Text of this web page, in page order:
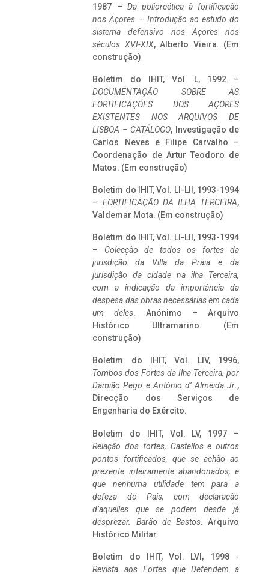
1987 – Da poliorcética à fortificação
nos Açores – Introdução ao estudo do
sistema defensivo nos Açores nos
séculos XVI-XIX, Alberto Vieira. (Em
construção)
Boletim do IHIT, Vol. L, 1992 –
DOCUMENTAÇÃO SOBRE AS
FORTIFICAÇÕES DOS AÇORES
EXISTENTES NOS ARQUIVOS DE
LISBOA – CATÁLOGO, Investigação de
Carlos Neves e Filipe Carvalho –
Coordenação de Artur Teodoro de
Matos. (Em construção)
Boletim do IHIT, Vol. LI-LII, 1993-1994
– FORTIFICAÇÃO DA ILHA TERCEIRA,
Valdemar Mota. (Em construção)
Boletim do IHIT, Vol. LI-LII, 1993-1994
– Colecção de todos os fortes da
jurisdição da Villa da Praia e da
jurisdição da cidade na ilha Terceira,
com a indicação da importância da
despesa das obras necessárias em cada
um deles. Anónimo – Arquivo
Histórico Ultramarino. (Em
construção)
Boletim do IHIT, Vol. LIV, 1996,
Tombos dos Fortes da Ilha Terceira, por
Damião Pego e António d’ Almeida Jr.,
Direcção dos Serviços de
Engenharia do Exército.
Boletim do IHIT, Vol. LV, 1997 –
Relação dos fortes, Castellos e outros
pontos fortificados, que se achão ao
prezente inteiramente abandonados, e
que nenhuma utilidade tem para a
defeza do Pais, com declaração
d’aquelles que se podem desde já
desprezar. Barão de Bastos. Arquivo
Histórico Militar.
Boletim do IHIT, Vol. LVI, 1998 -
Revista aos Fortes que Defendem a